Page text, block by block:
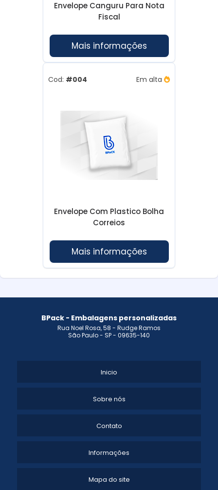
Envelope Canguru Para Nota
Fiscal
Mais informações
Cod: #004 Em alta
Envelope Com Plastico Bolha
Correios
Mais informações
BPack - Embalagens personalizadas
Rua Noel Rosa, 58 - Rudge Ramos
São Paulo - SP - 09635-140
Inicio
Sobre nós
Contato
Informações
Mapa do site